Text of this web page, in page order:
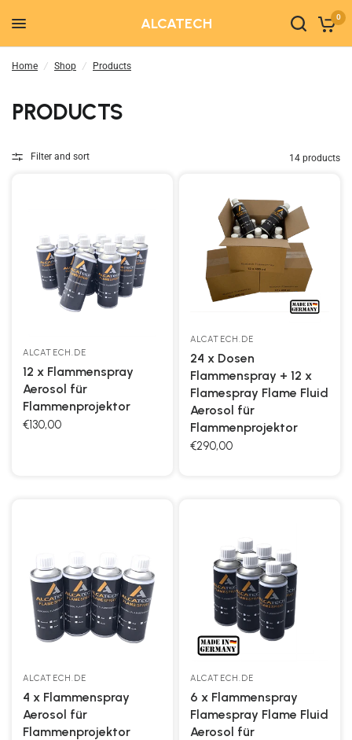
ALCATECH 0
Home / Shop / Products
PRODUCTS
Filter and sort 14 products
ALCATECH.DE
12 x Flammenspray
Aerosol für
Flammenprojektor
€130,00
ALCATECH.DE
24 x Dosen
Flammenspray + 12 x
Flamespray Flame Fluid
Aerosol für
Flammenprojektor
€290,00
ALCATECH.DE
4 x Flammenspray
Aerosol für
Flammenprojektor
ALCATECH.DE
6 x Flammenspray
Flamespray Flame Fluid
Aerosol für